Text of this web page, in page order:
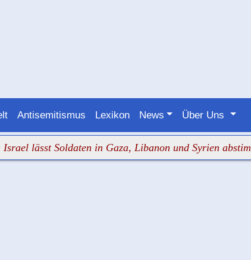
Antisemitismus Lexikon News Über Uns
Soldaten in Gaza, Libanon und Syrien abstimmen